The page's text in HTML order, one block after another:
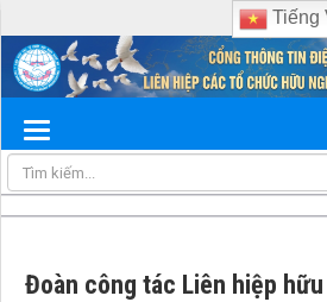
Tiếng
Đoàn công tác Liên hiệp